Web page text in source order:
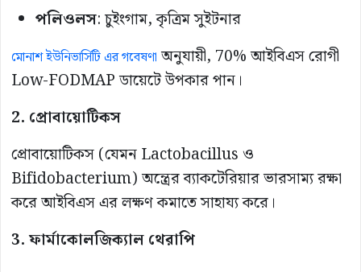
পলিওলস: চুইংগাম, কৃত্রিম সুইটনার
মোনাশ ইউনিভার্সিটি এর গবেষণা অনুযায়ী, 70% আইবিএস রোগী
Low-FODMAP ডায়েটে উপকার পান।
2. প্রোবায়োটিকস
প্রোবায়োটিকস (যেমন Lactobacillus ও
Bifidobacterium) অন্ত্রের ব্যাকটেরিয়ার ভারসাম্য রক্ষা
করে আইবিএস এর লক্ষণ কমাতে সাহায্য করে।
3. ফার্মাকোলজিক্যাল থেরাপি